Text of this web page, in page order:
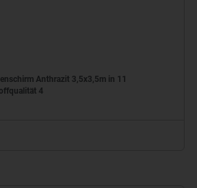
Anthrazit 3,5x3,5m in 11
4